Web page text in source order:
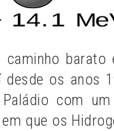
caminho
desde os anos
com
que os